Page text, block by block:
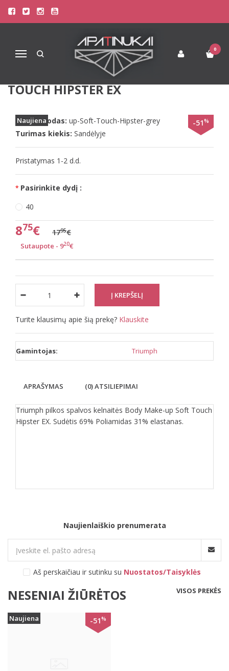
Navigacija
0
Pagrindinis Apatinis Trikotažas Moterims
Triumph pilkos spalvos kelnaitės Body Make-up Soft Touch Hipster
TRIUMPH PILKOS SPALVOS
KELNAITĖS BODY MAKE-UP SOFT
TOUCH HIPSTER EX
Naujiena -51%
Prekės kodas: up-Soft-Touch-Hipster-grey
Turimas kiekis: Sandėlyje
Pristatymas 1-2 d.d.
Pasirinkite dydį :
40
875€ 1795€
Sutaupote - 920€
Turite klausimų apie šią prekę? Klauskite
Gamintojas: Triumph
APRAŠYMAS (0) ATSILIEPIMAI
Triumph pilkos spalvos kelnaitės Body Make-up Soft Touch
Hipster EX. Sudėtis 69% Poliamidas 31% elastanas.
Naujienlaiškio prenumerata
Aš perskaičiau ir sutinku su Nuostatos/Taisyklės
NESENIAI ŽIŪRĖTOS VISOS PREKĖS
Naujiena -51%